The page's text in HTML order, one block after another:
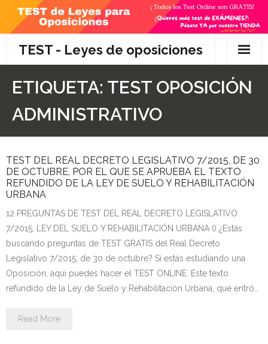
Skip
content
TEST - Leyes de oposiciones
- Diferencia entre propuesta y proposición de ley
- Qué es la competencia administrativa
- ¿Es PRECEPTIVO el Recurso de Alzada? ¿Y
POTESTATIVO, FACULTATIVO?
- Diferencia entre Personalidad Jurídica PLENA y
Personalidad Jurídica PROPIA
ETIQUETA: TEST OPOSICIÓN
ADMINISTRATIVO
TEST DEL REAL DECRETO LEGISLATIVO 7/2015, DE 30
DE OCTUBRE, POR EL QUE SE APRUEBA EL TEXTO
REFUNDIDO DE LA LEY DE SUELO Y REHABILITACIÓN
URBANA
12 PREGUNTAS DE TEST DEL REAL DECRETO LEGISLATIVO
7/2015, LEY DEL SUELO Y REHABILITACIÓN URBANA () ¿Estás
buscando preguntas de TEST GRATIS del Real Decreto
Legislativo 7/2015, de 30 de octubre? Si estás estudiando una
Oposición, aquí puedes hacer el TEST ONLINE. Este texto
refundido de la Ley de Suelo y Rehabilitación Urbana, que entró…
Read More